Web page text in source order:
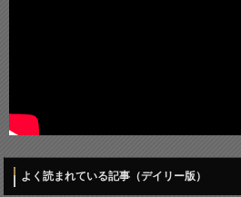
よく読まれている記事（デイリー版）